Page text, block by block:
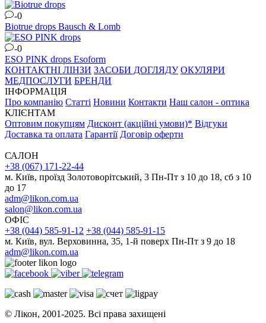
-0
Biotrue drops Bausch & Lomb
-0
ESO PINK drops Esoform
КОНТАКТНІ ЛІНЗИ ЗАСОБИ ДОГЛЯДУ ОКУЛЯРИ
МЕДПОСЛУГИ БРЕНДИ
ІНФОРМАЦІЯ
Про компанію Статті Новини Контакти Наш салон - оптика
КЛІЄНТАМ
Оптовим покупцям Дисконт (акційні умови)* Відгуки
Доставка та оплата Гарантії Договір оферти
САЛОН
+38 (067) 171-22-44
м. Київ, проїзд Золотоворітський, 3 Пн-Пт з 10 до 18, сб з 10
до 17
adm@likon.com.ua
salon@likon.com.ua
ОФІС
+38 (044) 585-91-12 +38 (044) 585-91-15
м. Київ, вул. Верховинна, 35, 1-й поверх Пн-Пт з 9 до 18
adm@likon.com.ua
© Лікон, 2001-2025. Всі права захищені